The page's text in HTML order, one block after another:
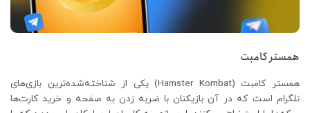
همستر کامبت
همستر کامبت (Hamster Kombat) یکی از شناخته‌شده‌ترین بازی‌های
تلگرام است که در آن بازیکنان با ضربه زدن به صفحه و خرید کارت‌ها